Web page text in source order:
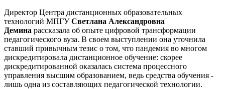
Директор Центра дистанционных образовательных
технологий МПГУСветлана Александровна
Демина рассказала об опыте цифровой трансформации
педагогического вуза. В своем выступлении она уточнила
ставший привычным тезис о том, что пандемия во многом
дискредитировала дистанционное обучение: скорее
дискредитированной оказалась система процессного
управления высшим образованием, ведь средства обучения -
лишь одна из составляющих педагогической технологии.